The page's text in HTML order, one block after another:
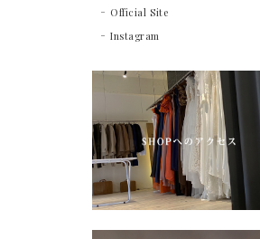
Official Site
Instagram